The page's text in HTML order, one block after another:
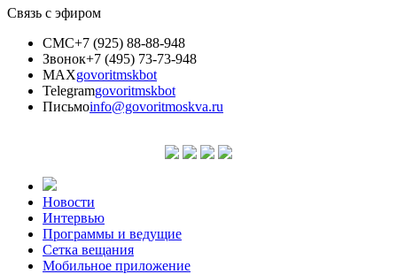
Связь с эфиром
СМС+7 (925) 88-88-948
Звонок+7 (495) 73-73-948
MAXgovoritmskbot
Telegramgovoritmskbot
Письмоinfo@govoritmoskva.ru
Новости
Интервью
Программы и ведущие
Сетка вещания
Мобильное приложение